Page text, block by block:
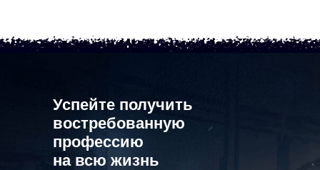
Успейте получить
востребованную
профессию
на всю жизнь